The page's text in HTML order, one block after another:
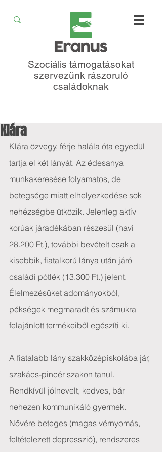
Szociális támogatásokat
szervezünk rászoruló
családoknak
Klára
Klára özvegy, férje halála óta egyedül
tartja el két lányát. Az édesanya
munkakeresése folyamatos, de
betegsége miatt elhelyezkedése sok
nehézségbe ütközik. Jelenleg aktív
korúak járadékában részesül (havi
28.200 Ft.), további bevételt csak a
kisebbik, fiatalkorú lánya után járó
családi pótlék (13.300 Ft.) jelent.
Élelmezésüket adományokból,
pékségek megmaradt és számukra
felajánlott termékeiből egészíti ki.
A fiatalabb lány szakközépiskolába jár,
szakács-pincér szakon tanul.
Rendkívül jólnevelt, kedves, bár
nehezen kommunikáló gyermek.
Nővére beteges (magas vérnyomás,
feltételezett depresszió), rendszeres